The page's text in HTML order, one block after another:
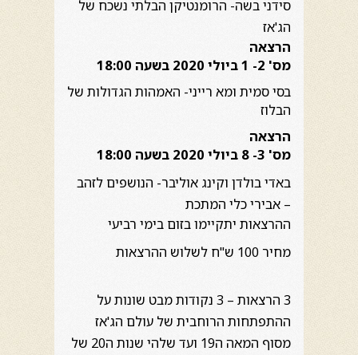
סידני בשה- הרומנטיקן הבלתי נשכח של
הג'אז
הרצאה
מס' 2- 1 ביולי 2020 בשעה 18:00
בסי סמית ומא רייני- האמהות הגדולות של
הבלוז
הרצאה
מס' 3- 8 ביולי 2020 בשעה 18:00
באדי בולדן וקינג אוליבר- הנושפים לזהב
– אבירי כלי המתכת
ההרצאות יתקיימו בזום בימי רביעי
מחיר 100 ש"ח לשלוש ההרצאות
3 הרצאות – 3 נקודות מבט שונות על
ההתפתחות הרוחבית של עולם הג'אז
מסוף המאה ה19 ועד שלהי שנות ה20 של